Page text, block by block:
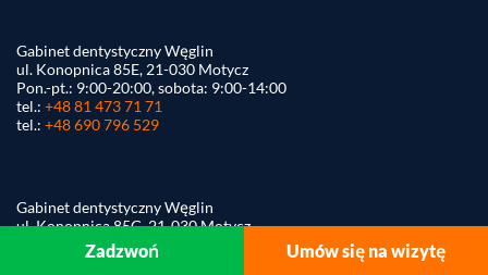
Zadzwoń Umów się na wizytę
Gabinet dentystyczny Węglin
ul. Konopnica 85E, 21-030 Motycz
Pon.-pt.: 9:00-20:00, sobota: 9:00-14:00
tel.: +48 81 473 71 71
tel.: +48 690 796 529
Gabinet dentystyczny Węglin
ul. Konopnica 85G, 21-030 Motycz
Pon.-pt.: 9:00-20:00, sobota: 9:00-14:00
+48 81 307 75 22